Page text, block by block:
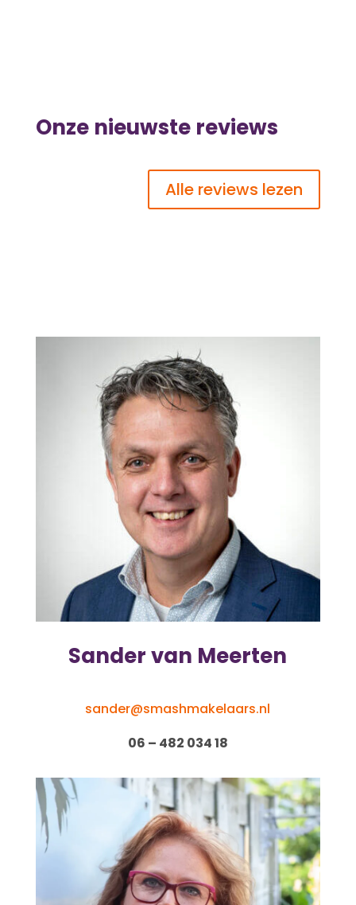
Onze nieuwste reviews
Alle reviews lezen
Sander van Meerten
sander@smashmakelaars.nl
06 – 482 034 18